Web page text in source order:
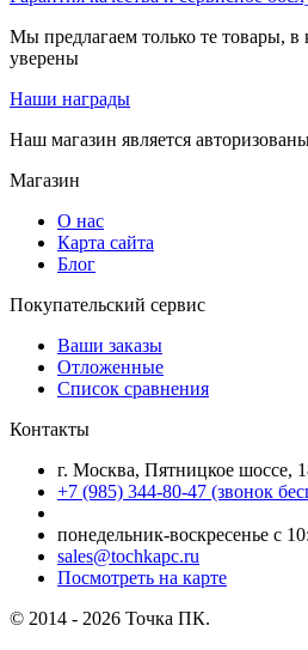
Мы предлагаем только те товары, в
уверены
Наши награды
Наш магазин является
Магазин
О нас
Карта сайта
Блог
Покупательский сервис
Ваши заказы
Отложенные
Список сравнения
Контакты
г. Москва, Пятницкое шоссе,
+7 (985) 344-80-47 (звонок
понедельник-воскресенье с
sales@tochkapc.ru
Посмотреть на карте
© 2014 - 2026 Точка ПК.